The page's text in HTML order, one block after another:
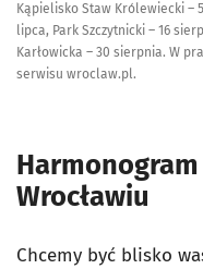
Kąpielisko Staw Królewiecki –
lipca, Park Szczytnicki – 16
Karłowicka – 30 sierpnia. W
serwisu wroclaw.pl.
Wrocławiu
Chcemy być blisko